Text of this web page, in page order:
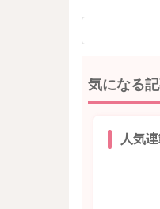
気になる
人気